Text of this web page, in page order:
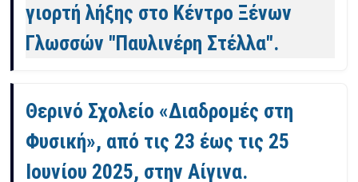
γιορτή λήξης στο Κέντρο Ξένων
Γλωσσών "Παυλινέρη Στέλλα".
Θερινό Σχολείο «Διαδρομές στη
Φυσική», από τις 23 έως τις 25
Ιουνίου 2025, στην Αίγινα.